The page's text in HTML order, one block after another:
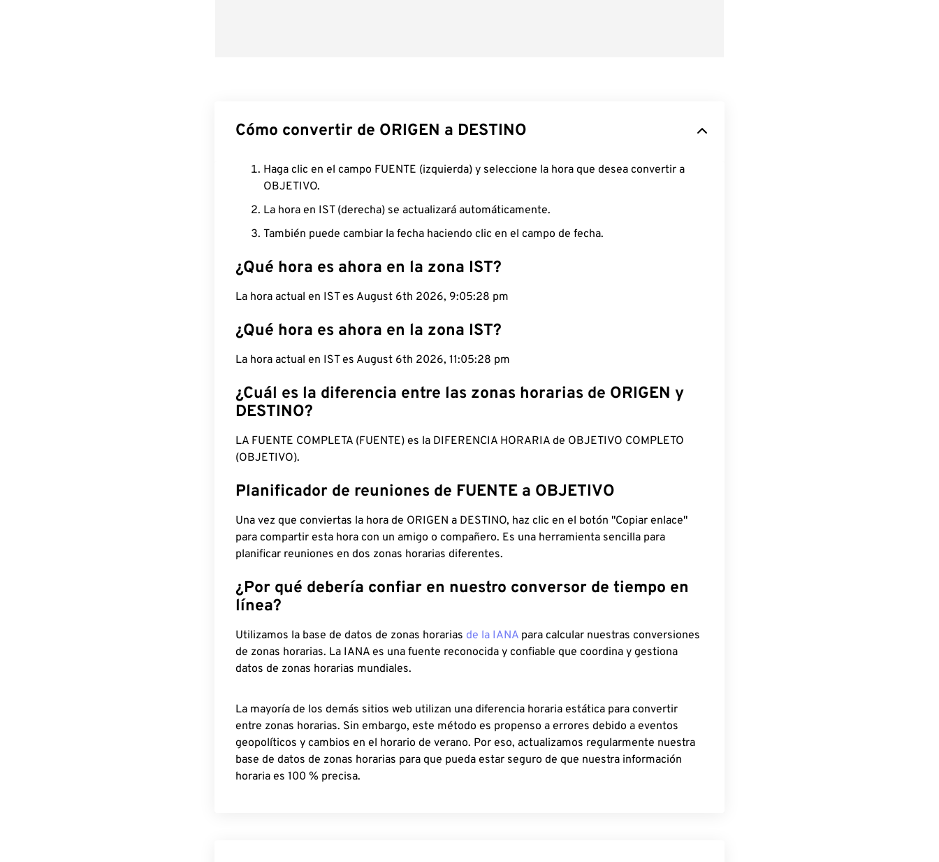
Cómo convertir de ORIGEN a DESTINO
Haga clic en el campo FUENTE (izquierda) y seleccione la hora que desea convertir a
OBJETIVO.
La hora en IST (derecha) se actualizará automáticamente.
También puede cambiar la fecha haciendo clic en el campo de fecha.
¿Qué hora es ahora en la zona IST?
La hora actual en IST es August 6th 2026, 9:05:29 pm
¿Qué hora es ahora en la zona IST?
La hora actual en IST es August 6th 2026, 11:05:29 pm
¿Cuál es la diferencia entre las zonas horarias de ORIGEN y
DESTINO?
LA FUENTE COMPLETA (FUENTE) es la DIFERENCIA HORARIA de OBJETIVO COMPLETO
(OBJETIVO).
Planificador de reuniones de FUENTE a OBJETIVO
Una vez que conviertas la hora de ORIGEN a DESTINO, haz clic en el botón "Copiar enlace"
para compartir esta hora con un amigo o compañero. Es una herramienta sencilla para
planificar reuniones en dos zonas horarias diferentes.
¿Por qué debería confiar en nuestro conversor de tiempo en
línea?
Utilizamos la base de datos de zonas horarias de la IANA para calcular nuestras conversiones
de zonas horarias. La IANA es una fuente reconocida y confiable que coordina y gestiona
datos de zonas horarias mundiales.
La mayoría de los demás sitios web utilizan una diferencia horaria estática para convertir
entre zonas horarias. Sin embargo, este método es propenso a errores debido a eventos
geopolíticos y cambios en el horario de verano. Por eso, actualizamos regularmente nuestra
base de datos de zonas horarias para que pueda estar seguro de que nuestra información
horaria es 100 % precisa.